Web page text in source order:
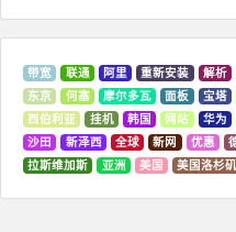
带宽 联通 阿里 重新安装 解析
东京
何塞 摩尔多瓦 面板 宝塔
西伯利亚
挂机 韩国 网站 华为
沙田
新泽西 全球 新网 优惠
拉斯维加斯
亚洲 美国 美国洛杉矶